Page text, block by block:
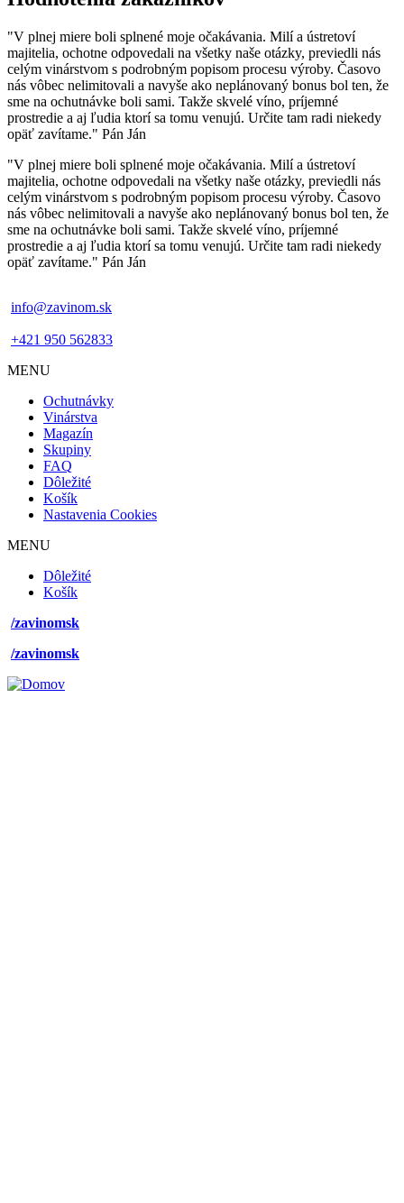
"V plnej miere boli splnené moje očakávania. Milí a ústretoví
majitelia, ochotne odpovedali na všetky naše otázky, previedli nás
celým vinárstvom s podrobným popisom procesu výroby. Časovo
nás vôbec nelimitovali a navyše ako neplánovaný bonus bol ten, že
sme na ochutnávke boli sami. Takže skvelé víno, príjemné
prostredie a aj ľudia ktorí sa tomu venujú. Určite tam radi niekedy
opäť zavítame." Pán Ján
"V plnej miere boli splnené moje očakávania. Milí a ústretoví
majitelia, ochotne odpovedali na všetky naše otázky, previedli nás
celým vinárstvom s podrobným popisom procesu výroby. Časovo
nás vôbec nelimitovali a navyše ako neplánovaný bonus bol ten, že
sme na ochutnávke boli sami. Takže skvelé víno, príjemné
prostredie a aj ľudia ktorí sa tomu venujú. Určite tam radi niekedy
opäť zavítame." Pán Ján
info@zavinom.sk
+421 950 562833
mobile
MENU
Ochutnávky
Vinárstva
Magazín
Skupiny
FAQ
Dôležité
Košík
Nastavenia Cookies
desktop
menu
MENU
Dôležité
Košík
/zavinomsk
/zavinomsk